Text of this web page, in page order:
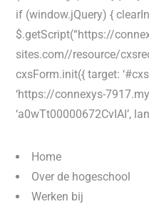
if (window.jQuery) {
$.getScript(“https://
sites.com//resource/
cxsForm.init({ target:
‘https://connexys-
‘a0wTt00000672CvIAI’,
Home
Over de hogeschool
Werken bij